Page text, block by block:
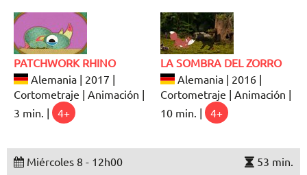
PATCHWORK RHINO
Alemania | 2017 |
Cortometraje | Animación |
3 min. |
4+
LA SOMBRA DEL ZORRO
Alemania | 2016 |
Cortometraje | Animación |
10 min. |
4+
Miércoles 8 - 12h00
53 min.